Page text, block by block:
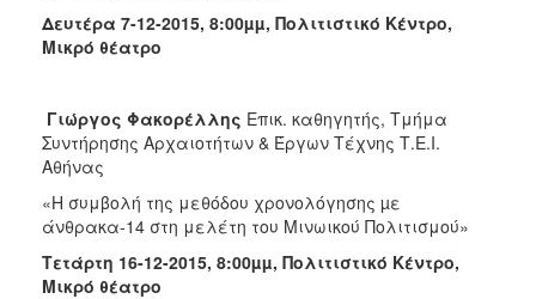
Δευτέρα 7-12-2015, 8:00µµ, Πολιτιστικό Κέντρο,
Μικρό θέατρο
Γιώργος Φακορέλλης Επικ. καθηγητής, Τμήμα
Συντήρησης Αρχαιοτήτων & Έργων Τέχνης Τ.Ε.Ι.
Αθήνας
«Η συμβολή της μεθόδου χρονολόγησης µε
άνθρακα-14 στη μελέτη του Μινωικού Πολιτισμού»
Τετάρτη 16-12-2015, 8:00µµ, Πολιτιστικό Κέντρο,
Μικρό θέατρο